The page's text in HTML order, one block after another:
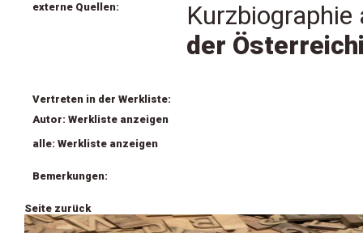
externe Quellen:
der
Vertreten in der Werkliste:
Autor: Werkliste anzeigen
alle: Werkliste anzeigen
Bemerkungen:
Seite zurück